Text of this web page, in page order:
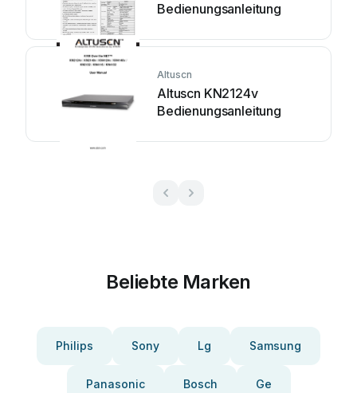
Bedienungsanleitung
Altuscn
Altuscn KN2124v
Bedienungsanleitung
Beliebte Marken
Philips Sony Lg Samsung
Panasonic Bosch Ge